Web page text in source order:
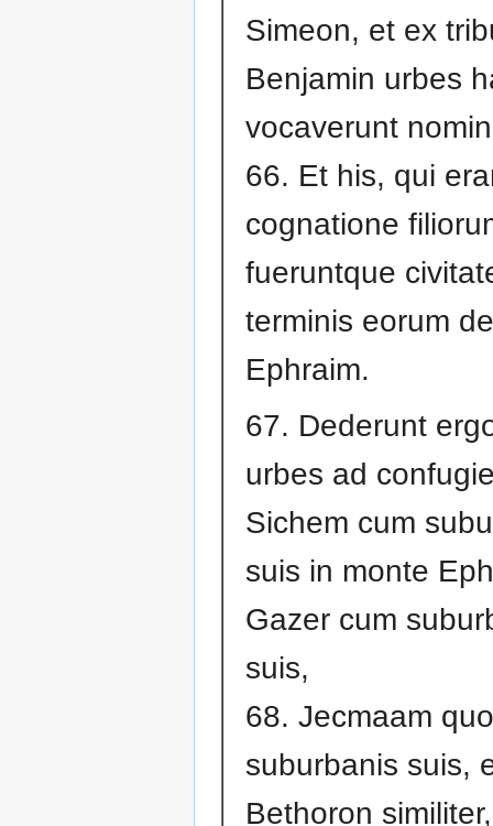
Simeon, et ex
Benjamin urbes
vocaverunt
66. Et his, qui
cognatione
fueruntque
terminis eorum
Ephraim.
67. Dederunt
urbes ad
Sichem cum
suis in monte
Gazer cum
suis,
68. Jecmaam
suburbanis suis,
Bethoron similiter,